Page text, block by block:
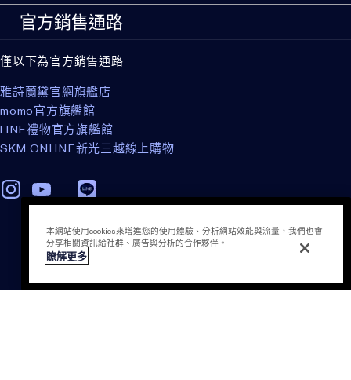
加入購物袋
官方銷售通路
僅以下為官方銷售通路
雅詩蘭黛官網旗艦店
momo官方旗艦館
LINE禮物官方旗艦館
SKM ONLINE新光三越線上購物
本網站使用cookies來增進您的使用體驗、分析網站效能與流量，我們也會
分享相關資訊給社群、廣告與分析的合作夥伴。
瞭解更多